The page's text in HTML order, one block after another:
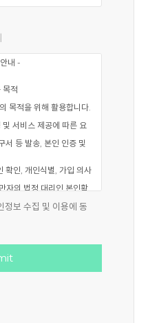
정보 수집 및 이용에 동